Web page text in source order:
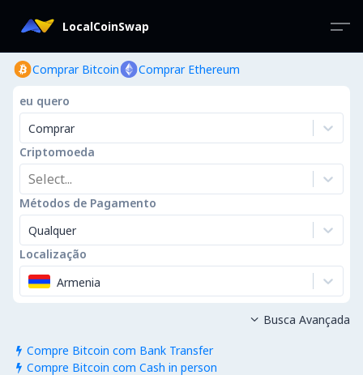
LocalCoinSwap
Comprar Bitcoin Comprar Ethereum
eu quero
Comprar
Criptomoeda
Select...
Métodos de Pagamento
Qualquer
Localização
Armenia
 Compre Bitcoin com Bank Transfer
 Compre Bitcoin com Cash in person
 Busca Avançada